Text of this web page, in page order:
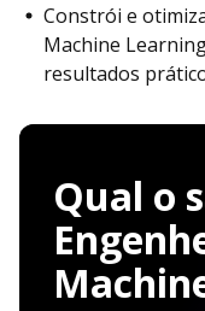
Constrói e
Machine
resultados
Qual o